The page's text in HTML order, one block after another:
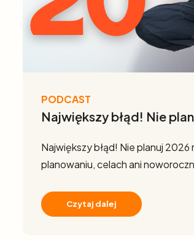
PODCAST
Największy błąd! Nie
Największy błąd! Nie planuj
planowaniu, celach ani
Czytaj dalej